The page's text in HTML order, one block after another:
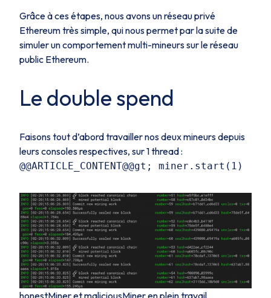
Grâce à ces étapes, nous avons un réseau privé
Ethereum très simple, qui nous permet par la suite de
simuler un comportement multi-mineurs sur le réseau
public Ethereum.
Le double spend
Faisons tout d’abord travailler nos deux mineurs depuis
leurs consoles respectives, sur 1 thread :
@@ARTICLE_CONTENT@@gt; miner.start(1)
honestMiner et maliciousMiner en plein travail